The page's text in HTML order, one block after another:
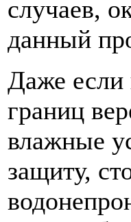
случаев,
данный
Даже если
границ
влажные
защиту,